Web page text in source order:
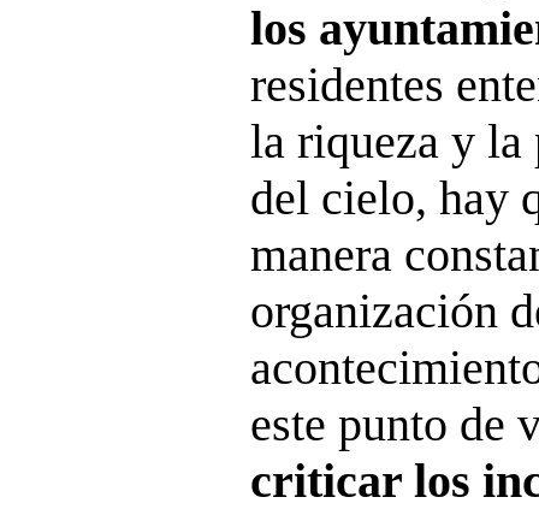
los
residentes
la riqueza y la
del cielo, hay
manera
organización
este punto de
criticar los